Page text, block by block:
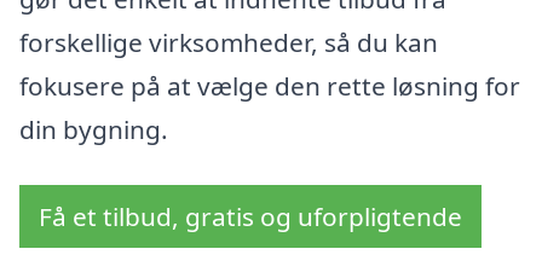
forskellige virksomheder, så du kan
fokusere på at vælge den rette løsning for
din bygning.
Få et tilbud, gratis og uforpligtende